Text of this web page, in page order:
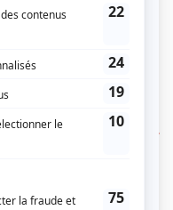
concert! Le souvenir que